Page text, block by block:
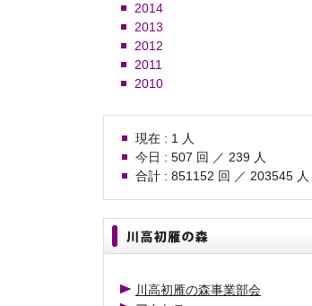
2014
2013
2012
2011
2010
現在 : 1 人
今日 : 507 回 ／ 239 人
合計 : 851152 回 ／ 203545 人
川高初雁の森事業部会